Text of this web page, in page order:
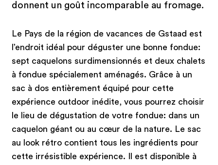
donnent un goût incomparable au fromage.
Le Pays de la région de vacances de Gstaad est
l’endroit idéal pour déguster une bonne fondue:
sept caquelons surdimensionnés et deux chalets
à fondue spécialement aménagés. Grâce à un
sac à dos entièrement équipé pour cette
expérience outdoor inédite, vous pourrez choisir
le lieu de dégustation de votre fondue: dans un
caquelon géant ou au cœur de la nature. Le sac
au look rétro contient tous les ingrédients pour
cette irrésistible expérience. Il est disponible à